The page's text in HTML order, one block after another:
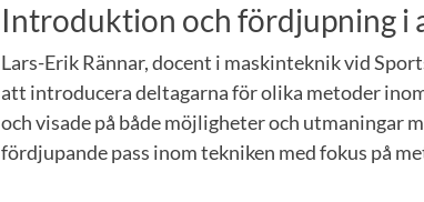
Introduktion och fördjupning i
Lars-Erik Rännar, docent i maskinteknik vid
att introducera deltagarna för olika metoder
och visade på både möjligheter och utmaningar
fördjupande pass inom tekniken med fokus på